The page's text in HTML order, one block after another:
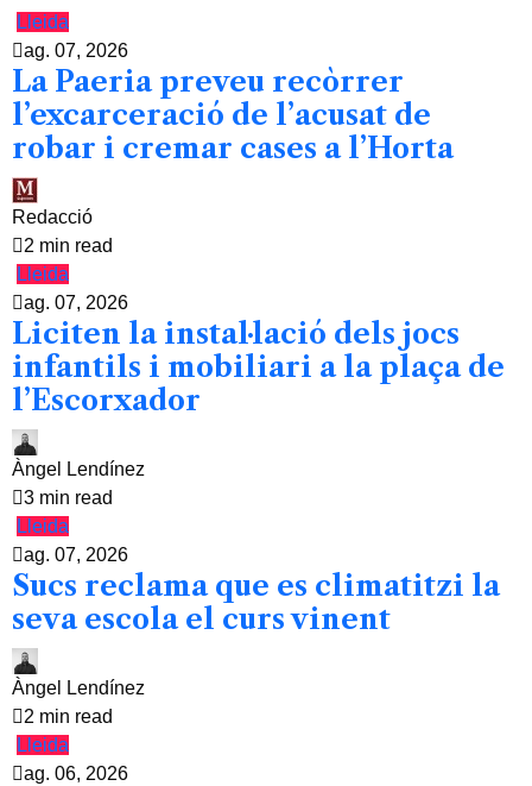
Lleida
ag. 07, 2026
La Paeria preveu recòrrer
l’excarceració de l’acusat de
robar i cremar cases a l’Horta
Redacció
2 min read
Lleida
ag. 07, 2026
Liciten la instal·lació dels jocs
infantils i mobiliari a la plaça de
l’Escorxador
Àngel Lendínez
3 min read
Lleida
ag. 07, 2026
Sucs reclama que es climatitzi la
seva escola el curs vinent
Àngel Lendínez
2 min read
Lleida
ag. 06, 2026